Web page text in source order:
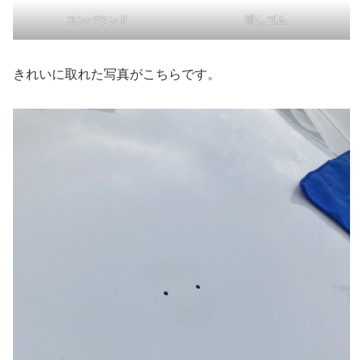
コンパウンド 消しゴム
きれいに取れた写真がこちらです。